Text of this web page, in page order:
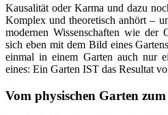
Kausalität oder Karma und dazu
Komplex und theoretisch anhört –
modernen Wissenschaften wie der
sich eben mit dem Bild eines
einmal in einem Garten auch nur
eines: Ein Garten IST das Resultat
Vom physischen Garten